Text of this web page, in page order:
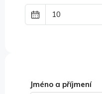
Jméno a příjmení